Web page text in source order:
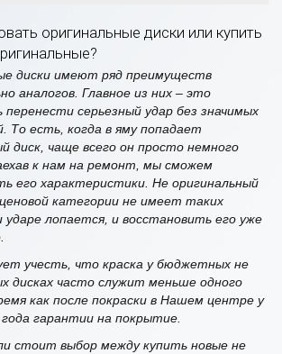
оригинальные диски или купить
диски имеют ряд преимуществ
аналогов. Главное из них – это
перенести серьезный удар без значимых
То есть, когда в яму попадает
диск, чаще всего он просто немного
к нам на ремонт, мы сможем
его характеристики. Не оригинальный
категории не имеет таких
ударе лопается, и восстановить его уже
учесть, что краска у бюджетных не
дисках часто служит меньше одного
как после покраски в Нашем центре у
гарантии на покрытие.
стоит выбор между купить новые не